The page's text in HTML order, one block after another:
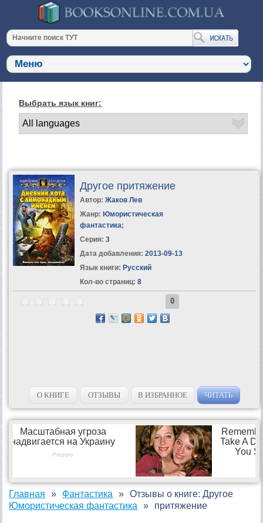
Выбрать язык книг:
Другое притяжение
Автор: Жаков Лев
Жанр: Юмористическая
фантастика;
Серия: 3
Дата добавления: 2013-09-13
Язык книги: Русский
Кол-во страниц: 8
0
О КНИГЕ ОТЗЫВЫ В ИЗБРАННОЕ ЧИТАТЬ
Главная
Фантастика
Юмористическая фантастика
Отзывы о книге: Другое
притяжение